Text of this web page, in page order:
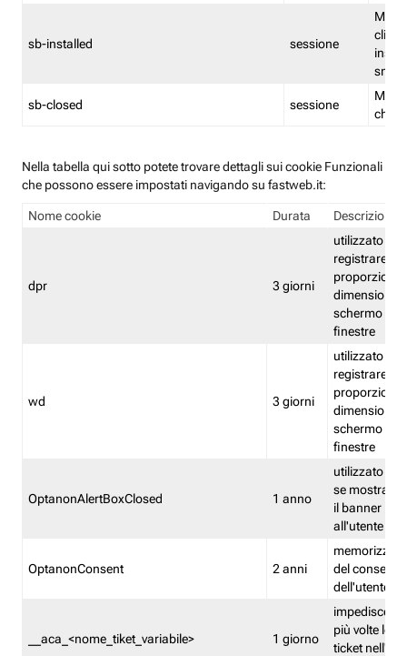
sb-installed sessione
sb-closed sessione
Nella tabella qui sotto potete trovare dettagli sui cookie Funzionali
che possono essere impostati navigando su fastweb.it:
Nome cookie Durata Descrizione
dpr 3 giorni
utilizzato per
registrare le
proporzioni
dimensioni
schermo e
finestre
wd 3 giorni
utilizzato per
registrare le
proporzioni
dimensioni
schermo e
finestre
OptanonAlertBoxClosed 1 anno
utilizzato per
se mostrare
il banner
all'utente
OptanonConsent 2 anni
memorizza
del
dell'utente
__aca_<nome_tiket_variabile> 1 giorno
impedisce di
più volte lo
ticket